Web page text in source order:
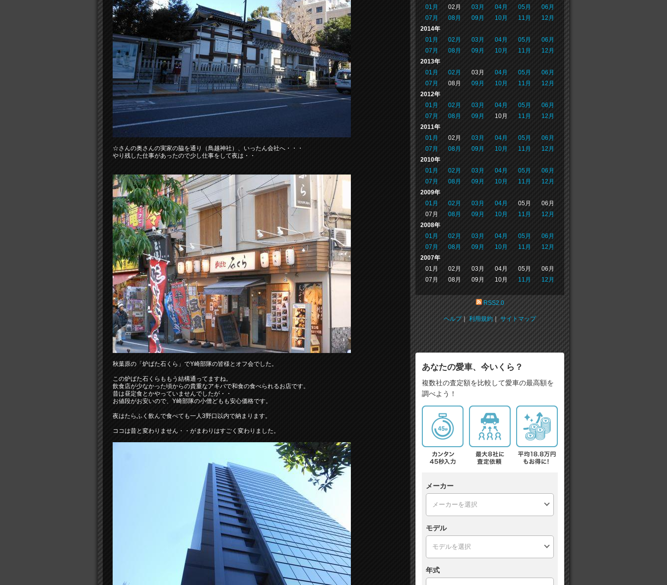
☆さんの奥さんの実家の脇を通り（鳥越神社）、いったん会社へ・・・
やり残した仕事があったので少し仕事をして夜は・・
秋葉原の「炉ばた石くら」でY崎部隊の皆様とオフ会でした。
この炉ばた石くらももう結構通ってますね。
飲食店が少なかった頃からの貴重なアキバで和食の食べられるお店です。
昔は昼定食とかやっていませんでしたが・・
お値段がお安いので、Y崎部隊の小僧どもも安心価格です。
夜はたらふく飲んで食べても一人3野口以内で納まります。
ココは昔と変わりません・・がまわりはすごく変わりました。
01月
02月 03月 04月 05月
06月
07月
08月 09月 10月 11月
12月
2014年
01月
02月 03月 04月 05月
06月
07月
08月 09月 10月 11月
12月
2013年
01月
02月 03月 04月 05月
06月
07月
08月 09月 10月 11月
12月
2012年
01月
02月 03月 04月 05月
06月
07月
08月 09月 10月 11月
12月
2011年
01月
02月 03月 04月 05月
06月
07月
08月 09月 10月 11月
12月
2010年
01月
02月 03月 04月 05月
06月
07月
08月 09月 10月 11月
12月
2009年
01月
02月 03月 04月 05月
06月
07月
08月 09月 10月 11月
12月
2008年
01月
02月 03月 04月 05月
06月
07月
08月 09月 10月 11月
12月
2007年
01月
02月 03月 04月 05月
06月
07月
08月 09月 10月 11月 12月
RSS2.0
ヘルプ｜ 利用規約｜サイトマップ
あなたの愛車、今いくら？
複数社の査定額を比較して愛車の最高額を
調べよう！
メーカー
モデル
年式